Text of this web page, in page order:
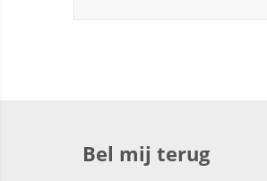
Bel mij terug